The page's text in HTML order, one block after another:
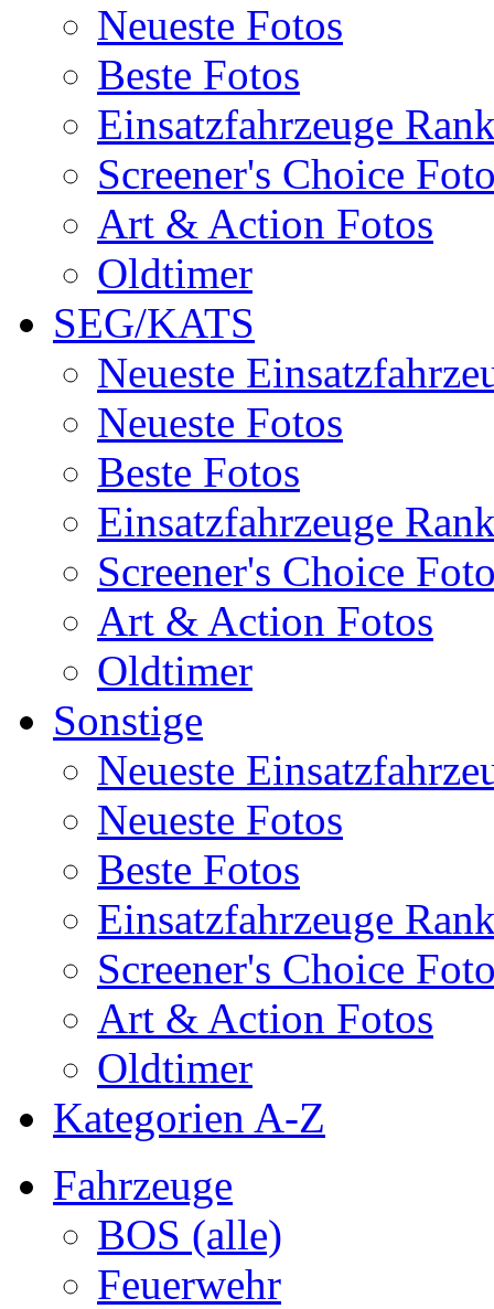
Neueste Fotos
Beste Fotos
Einsatzfahrzeuge
Screener's Choice
Art & Action Fotos
Oldtimer
SEG/KATS
Neueste
Neueste Fotos
Beste Fotos
Einsatzfahrzeuge
Screener's Choice
Art & Action Fotos
Oldtimer
Sonstige
Neueste
Neueste Fotos
Beste Fotos
Einsatzfahrzeuge
Screener's Choice
Art & Action Fotos
Oldtimer
Kategorien A-Z
Fahrzeuge
BOS (alle)
Feuerwehr